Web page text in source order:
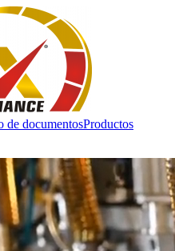
de documentosProductos